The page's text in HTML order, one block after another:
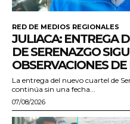
RED DE MEDIOS REGIONALES
JULIACA: ENTREGA
DE SERENAZGO
OBSERVACIONES
La entrega del nuevo cuartel de
continúa sin una fecha...
07/08/2026